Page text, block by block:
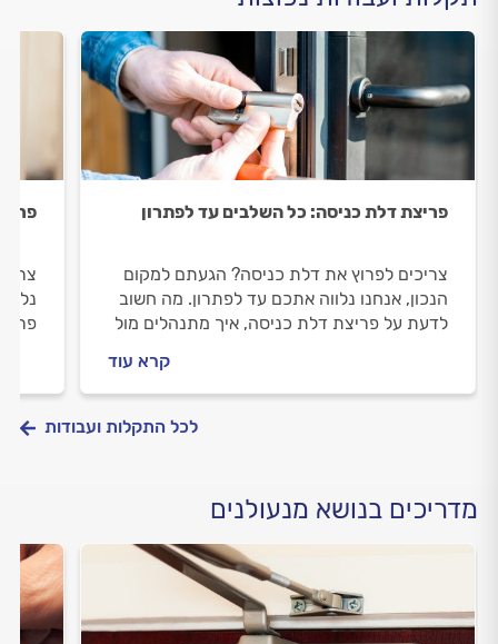
פריצת דלת כניסה: כל השלבים עד לפתרון
צריכים לפרוץ את דלת כניסה? הגעתם למקום
הנכון, אנחנו נלווה אתכם עד לפתרון. מה חשוב
לדעת על פריצת דלת כניסה, איך מתנהלים מול
קרא עוד
לכל התקלות ועבודות
מדריכים בנושא מנעולנים